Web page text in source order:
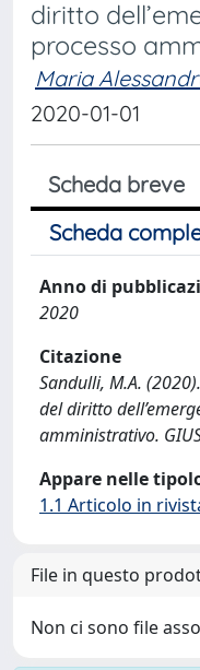
diritto
processo
Maria
2020-01-01
Scheda breve
Scheda
Anno di
2020
Citazione
Sandulli, M.A.
del diritto
amministrativo.
Appare nelle
1.1 Articolo in
File in questo
Non ci sono file